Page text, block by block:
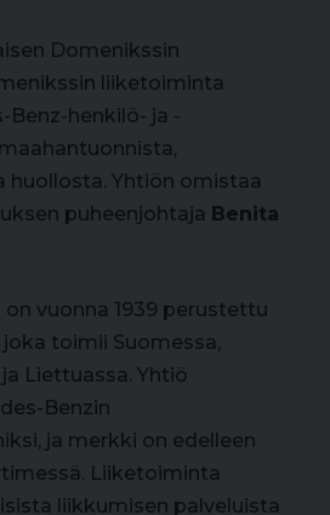
Domenikssin
liiketoiminta
henkilö- ja -
huollosta. Yhtiön omistaa
puheenjohtaja Benita
on vuonna 1939 perustettu
toimii Suomessa,
Liettuassa. Yhtiö
Benzin
ja merkki on edelleen
Liiketoiminta
liikkumisen palveluista